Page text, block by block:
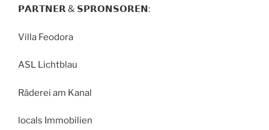
𝗣𝗔𝗥𝗧𝗡𝗘𝗥 & 𝗦𝗣𝗥𝗢𝗡𝗦𝗢𝗥𝗘𝗡:
Villa Feodora
ASL Lichtblau
Räderei am Kanal
locals Immobilien